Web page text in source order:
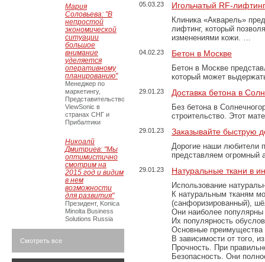
05.03.23 Игольчатый RF-
Клиника «Акварель»
лифтинг, который
изменениями кожи. …
04.02.23 Бетон в Москве
Бетон в Москве
который может
29.01.23 Доставка бетона в
Без бетона в
строительство. Этот
29.01.23 Заказывайте быструю
Дорогие наши любители
представляем огромный
29.01.23 Натуральные ткани в
Использование
К натуральным тканям
(санфоризированный),
Они наиболее популярны
Их популярность
Основные преимущества
В зависимости от того,
Прочность. При
Безопасность. Они
Мария
Соловьева: "В
непростой
экономической
ситуации
большое
внимание
уделяется
оперативному
планированию"
Менеджер по
маркетингу,
Представительство
ViewSonic в
странах СНГ и
Прибалтики
Никоалй
Дмитриев: "Мы
оптимистично
смотрим на
2015 год и видим
в нем
возможности
для развития"
Президент, Konica
Minolta Business
Solutions Russia
Смотреть все